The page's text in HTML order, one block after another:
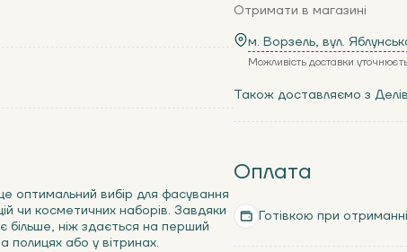
оптимальний вибір для фасування
чи косметичних наборів. Завдяки
більше, ніж здається на перший
полицях або у вітринах.
Отримати в магазині
м. Ворзель, вул.
Можливість доставки
Також доставляємо з
Оплата
Готівкою при отриманні